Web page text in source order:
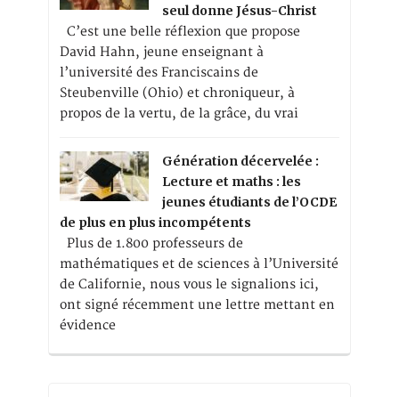
seul donne Jésus-Christ
C’est une belle réflexion que propose
David Hahn, jeune enseignant à
l’université des Franciscains de
Steubenville (Ohio) et chroniqueur, à
propos de la vertu, de la grâce, du vrai
Génération décervelée :
Lecture et maths : les
jeunes étudiants de l’OCDE
de plus en plus incompétents
Plus de 1.800 professeurs de
mathématiques et de sciences à l’Université
de Californie, nous vous le signalions ici,
ont signé récemment une lettre mettant en
évidence